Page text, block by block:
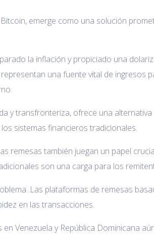
emerge como una solución
la inflación y propiciado una
una fuente vital de ingresos
y transfronteriza, ofrece una
sistemas financieros tradicionales.
remesas también juegan un papel
son una carga para los
Las plataformas de remesas
en las transacciones.
Venezuela y República Dominicana